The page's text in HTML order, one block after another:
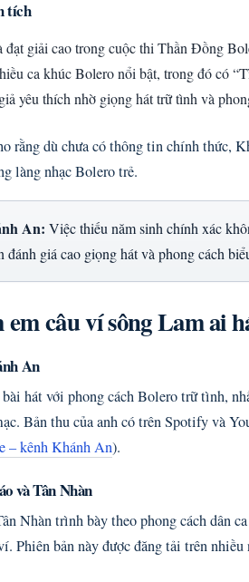
tích
đạt giải cao trong cuộc thi Thần Đồng
ca khúc Bolero nổi bật, trong đó có
yêu thích nhờ giọng hát trữ tình và
rằng dù chưa có thông tin chính thức,
làng nhạc Bolero trẻ.
An: Việc thiếu năm sinh chính xác
đánh giá cao giọng hát và phong cách
câu ví sông Lam ai
An
hát với phong cách Bolero trữ tình,
Bản thu của anh có trên Spotify và
– kênh Khánh An).
và Tân Nhàn
Nhàn trình bày theo phong cách dân
Phiên bản này được đăng tải trên